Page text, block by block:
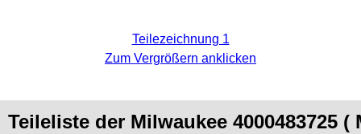
Teilezeichnung 1
Zum Vergrößern anklicken
Teileliste der Milwaukee 4000483725 (